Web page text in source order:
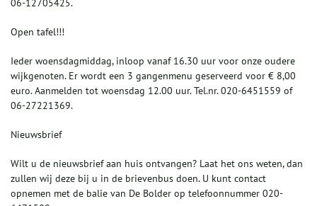
06-12705425.
Open tafel!!!
Ieder woensdagmiddag, inloop vanaf 16.30 uur voor onze oudere
wijkgenoten. Er wordt een 3 gangenmenu geserveerd voor € 8,00
euro. Aanmelden tot woensdag 12.00 uur. Tel.nr. 020-6451559 of
06-27221369.
Nieuwsbrief
Wilt u de nieuwsbrief aan huis ontvangen? Laat het ons weten, dan
zullen wij deze bij u in de brievenbus doen. U kunt contact
opnemen met de balie van De Bolder op telefoonnummer 020-